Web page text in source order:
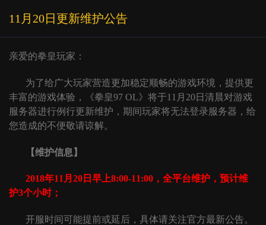
11月20日更新维护公告
亲爱的拳皇玩家：
为了给广大玩家营造更加稳定顺畅的游戏环境，提供更
丰富的游戏体验，《拳皇97 OL》将于11月20日清晨对游戏
服务器进行例行更新维护，期间玩家将无法登录服务器，给
您造成的不便敬请谅解。
【维护信息】
2018年11月20日早上8:00-11:00，全平台维护， 预计维
护3个小时；
开服时间可能提前或延后，具体请关注官方最新公告。